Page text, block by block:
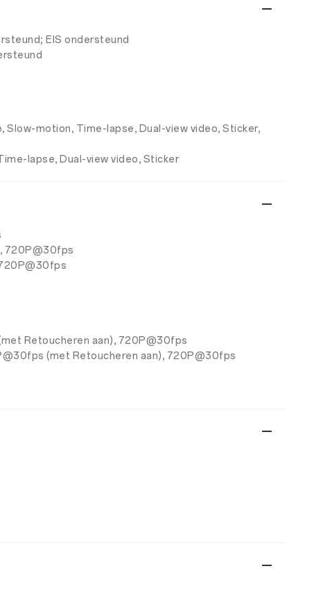
EIS ondersteund
Slow-motion, Time-lapse, Dual-view video, Sticker,
lapse, Dual-view video, Sticker
720P@30fps
Retoucheren aan), 720P@30fps
(met Retoucheren aan), 720P@30fps